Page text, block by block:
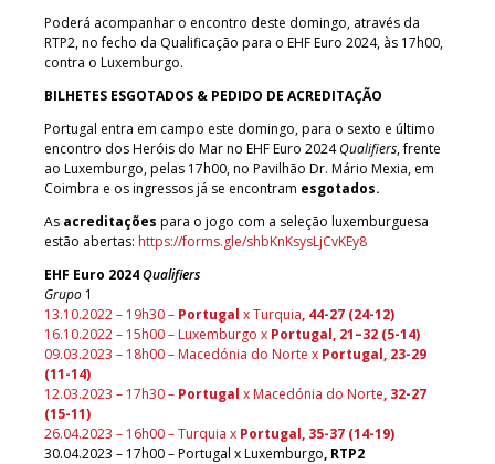
Poderá acompanhar o encontro deste domingo, através da
RTP2, no fecho da Qualificação para o EHF Euro 2024, às 17h00,
contra o Luxemburgo.
BILHETES ESGOTADOS & PEDIDO DE ACREDITAÇÃO
Portugal entra em campo este domingo, para o sexto e último
encontro dos Heróis do Mar no EHF Euro 2024Qualifiers, frente
ao Luxemburgo, pelas 17h00, no Pavilhão Dr. Mário Mexia, em
Coimbra e os ingressos já se encontram esgotados.
As acreditações para o jogo com a seleção luxemburguesa
estão abertas: https://forms.gle/shbKnKsysLjCvKEy8
EHF Euro 2024Qualifiers
Grupo 1
13.10.2022 – 19h30 – Portugal x Turquia, 44-27 (24-12)
16.10.2022 – 15h00 – Luxemburgo x Portugal, 21–32 (5-14)
09.03.2023 – 18h00 – Macedónia do Norte x Portugal, 23-29
(11-14)
12.03.2023 – 17h30 – Portugal x Macedónia do Norte, 32-27
(15-11)
26.04.2023 – 16h00 – Turquia x Portugal, 35-37 (14-19)
30.04.2023 – 17h00 – Portugal x Luxemburgo, RTP2